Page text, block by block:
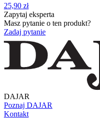
25,90 zł
Zapytaj eksperta
Masz pytanie o ten produkt?
Zadaj pytanie
DAJAR
Poznaj DAJAR
Kontakt